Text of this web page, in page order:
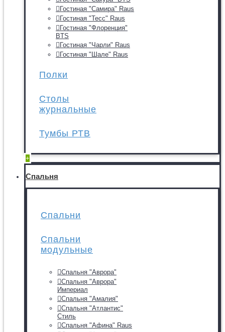
Гостиная "Самира" Raus
Гостиная "Тесс" Raus
Гостиная "Флоренция"
BTS
Гостиная "Чарли" Raus
Гостиная "Шале" Raus
Полки
Столы
журнальные
Тумбы РТВ
+
Спальня
Спальни
Спальни
модульные
Спальня "Аврора"
Спальня "Аврора"
Империал
Спальня "Амалия"
Спальня "Атлантис"
Стиль
Спальня "Афина" Raus